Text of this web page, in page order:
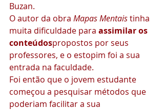
Buzan.
O autor da obra Mapas Mentais tinha
muita dificuldade para assimilar os
conteúdospropostos por seus
professores, e o estopim foi a sua
entrada na faculdade.
Foi então que o jovem estudante
começou a pesquisar métodos que
poderiam facilitar a sua